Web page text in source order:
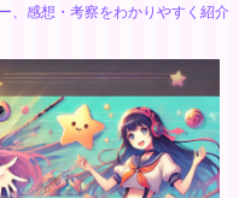
、感想・考察をわかりやすく紹介